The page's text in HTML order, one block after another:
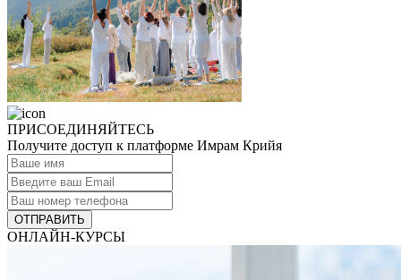
ПРИСОЕДИНЯЙТЕСЬ
Получите доступ к платформе Имрам Крийя
ОТПРАВИТЬ
ОНЛАЙН-КУРСЫ